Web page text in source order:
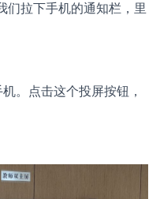
们拉下手机的通知栏，里
。点击这个投屏按钮，